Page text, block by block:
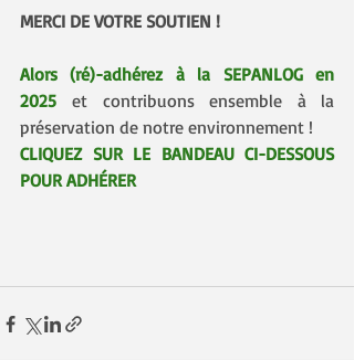
MERCI DE VOTRE SOUTIEN !
Alors (ré)-adhérez à la SEPANLOG en
2025 et contribuons ensemble à la
préservation de notre environnement !
CLIQUEZ SUR LE BANDEAU CI-DESSOUS
POUR ADHÉRER